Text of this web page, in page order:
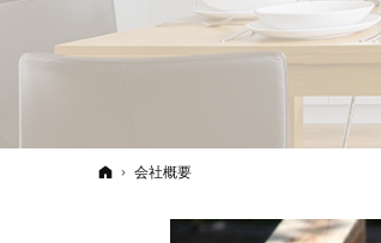
ホーム
会社概要